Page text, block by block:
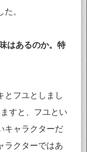
。
はあるのか。特
とフユとしまし
すと、フユとい
キャラクターだ
ラクターではあ